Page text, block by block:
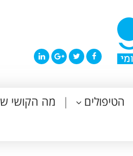
הטיפולים מה הקושי